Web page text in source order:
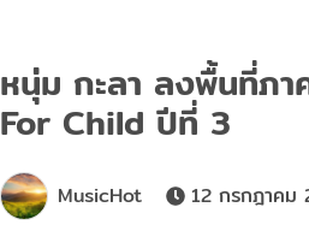
หนุ่ม กะลา ลงพื้นที่ภา
For Child ปีที่ 3
MusicHot 12 กรกฎาค